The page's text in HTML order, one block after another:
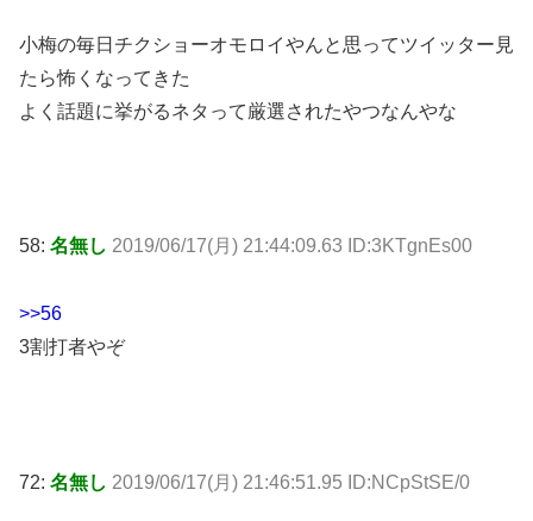
小梅の毎日チクショーオモロイやんと思ってツイッター見
たら怖くなってきた
よく話題に挙がるネタって厳選されたやつなんやな
58: 名無し 2019/06/17(月) 21:44:09.63 ID:3KTgnEs00
>>56
3割打者やぞ
72: 名無し 2019/06/17(月) 21:46:51.95 ID:NCpStSE/0